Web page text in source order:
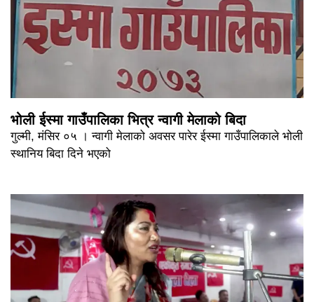
भोली ईस्मा गाउँपालिका भित्र न्वागी मेलाको बिदा
गुल्मी, मंसिर ०५ । न्वागी मेलाको अवसर पारेर ईस्मा गाउँपालिकाले भोली
स्थानिय बिदा दिने भएको